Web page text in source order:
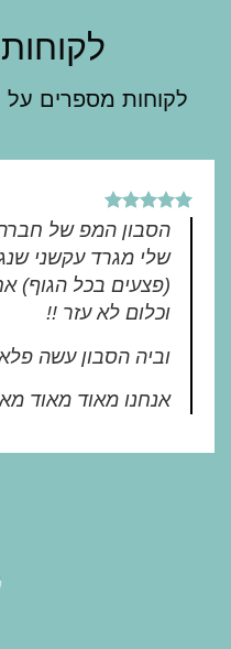
לקוחות מספרים על
הסבון המפ של
שלי מגרד עקשני
(פצעים בכל הגוף)
וכלום לא עזר !!
וביה הסבון עשה
אנחנו מאוד מאוד